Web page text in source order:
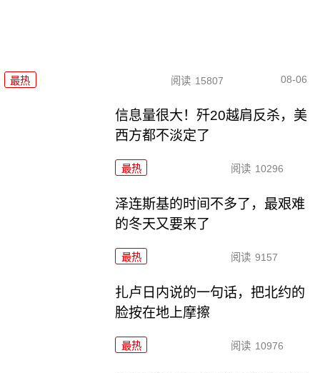
最热 阅读 15807 08-06
信息量很大！歼20越肩反杀，美
西方都不淡定了
最热 阅读 10296
泽连斯基的时间不多了，最艰难
的冬天又要来了
最热 阅读 9157
扎卢日内说的一句话，把北约的
脸按在地上摩擦
最热 阅读 10976